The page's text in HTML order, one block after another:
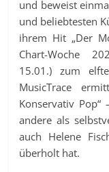
und beweist
und beliebtesten
ihrem Hit „Der
Chart-Woche
15.01.) zum
MusicTrace
Konservativ
andere als
auch Helene
überholt hat.